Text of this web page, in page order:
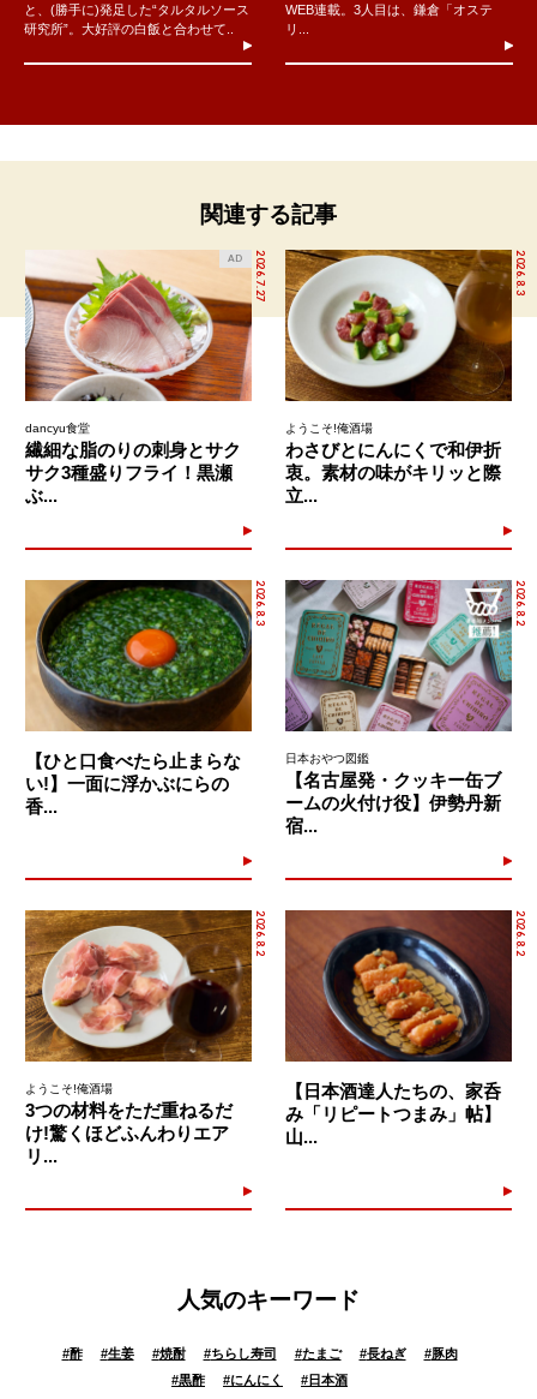
と、(勝手に)発足した“タルタルソース
研究所”。大好評の白飯と合わせて..
WEB連載。3人目は、鎌倉「オステ
リ...
関連する記事
2026.7.27
AD
dancyu食堂
繊細な脂のりの刺身とサク
サク3種盛りフライ！黒瀬
ぶ...
2026.8.3
ようこそ!俺酒場
わさびとにんにくで和伊折
衷。素材の味がキリッと際
立...
2026.8.3
【ひと口食べたら止まらな
い!】一面に浮かぶにらの
香...
2026.8.2
日本おやつ図鑑
【名古屋発・クッキー缶ブ
ームの火付け役】伊勢丹新
宿...
2026.8.2
ようこそ!俺酒場
3つの材料をただ重ねるだ
け!驚くほどふんわりエア
リ...
2026.8.2
【日本酒達人たちの、家呑
み「リピートつまみ」帖】
山...
人気のキーワード
#酢 #生姜 #焼酎 #ちらし寿司 #たまご #長ねぎ #豚肉
#黒酢 #にんにく #日本酒